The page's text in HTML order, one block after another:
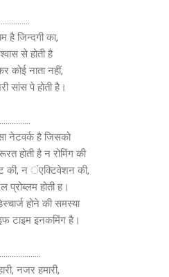
है जिन्दगी का,
से होती है
कोई नाता नहीं,
सांस पे होती है।
नेटवर्क है जिसको
होती है न रोमिंग की
की, न ंएक्टिवेशन की,
प्रोब्लम होती ह।
होने की समस्या
टाइम इनकमिंग है।
नजर हमारी,